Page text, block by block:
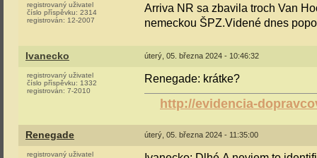
registrovaný uživatel
číslo příspěvku: 2314
registrován: 12-2007
Arriva NR sa zbavila troch Van
nemeckou ŠPZ.Videné dnes
Ivanecko úterý, 05. března 2024 - 10:46:32
registrovaný uživatel
číslo příspěvku: 1332
registrován: 7-2010
Renegade: krátke?
http://evidencia-
Renegade úterý, 05. března 2024 - 11:35:00
registrovaný uživatel